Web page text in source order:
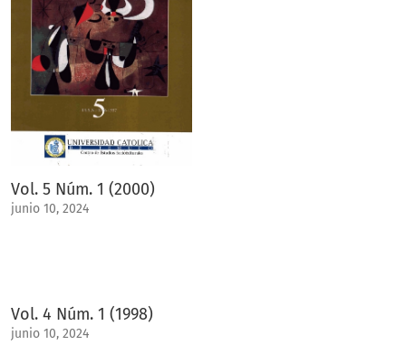
Vol. 5 Núm. 1 (2000)
junio 10, 2024
Vol. 4 Núm. 1 (1998)
junio 10, 2024